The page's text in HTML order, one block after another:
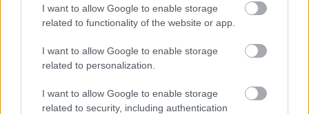
I want to allow Google to enable storage
related to functionality of the website or app.
I want to allow Google to enable storage
related to personalization.
I want to allow Google to enable storage
related to security, including authentication
Támogatás
Támogasd adományoddal
a ManUtdFanatics.hu működését!